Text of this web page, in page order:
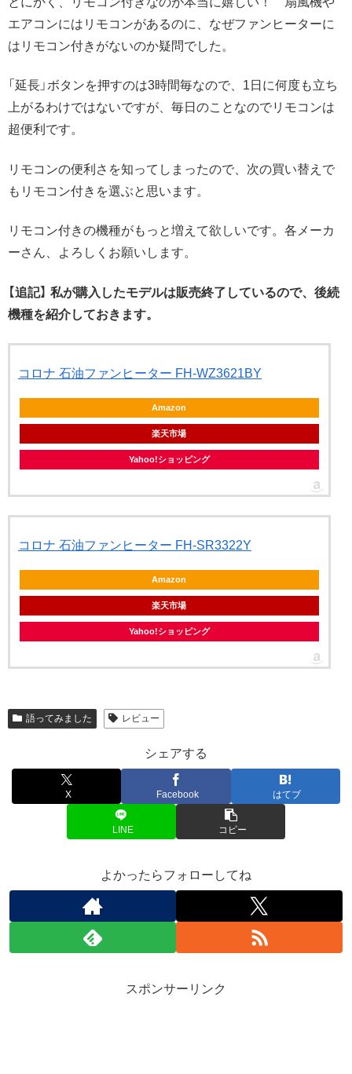
エアコンにはリモコンがあるのに、なぜファンヒーターに
はリモコン付きがないのか疑問でした。
「延長」ボタンを押すのは3時間毎なので、1日に何度も立ち
上がるわけではないですが、毎日のことなのでリモコンは
超便利です。
リモコンの便利さを知ってしまったので、次の買い替えで
もリモコン付きを選ぶと思います。
リモコン付きの機種がもっと増えて欲しいです。各メーカ
ーさん、よろしくお願いします。
【追記】 私が購入したモデルは販売終了しているので、後続
機種を紹介しておきます。
コロナ 石油ファンヒーター FH-WZ3621BY
Amazon
楽天市場
Yahoo!ショッピング
コロナ 石油ファンヒーター FH-SR3322Y
Amazon
楽天市場
Yahoo!ショッピング
語ってみました レビュー
シェアする
X Facebook はてブ
LINE コピー
よかったらフォローしてね
スポンサーリンク